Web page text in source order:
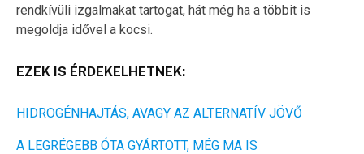
rendkívüli izgalmakat tartogat, hát még ha a többit is
megoldja idővel a kocsi.
EZEK IS ÉRDEKELHETNEK:
HIDROGÉNHAJTÁS, AVAGY AZ ALTERNATÍV JÖVŐ
A LEGRÉGEBB ÓTA GYÁRTOTT, MÉG MA IS